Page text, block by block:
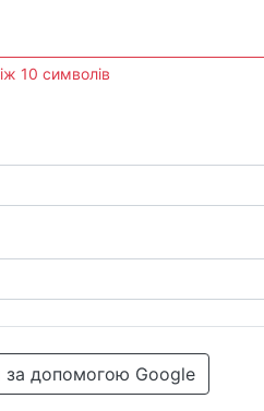
10 символів
за допомогою Google